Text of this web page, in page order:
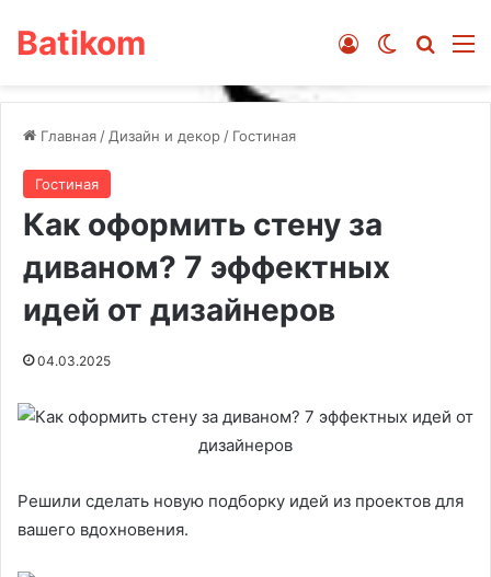
Batikom Switch skin
Войти
Главная / Дизайн и декор / Гостиная
Гостиная
Как оформить стену за
диваном? 7 эффектных
идей от дизайнеров
04.03.2025
Решили сделать новую подборку идей из проектов для
вашего вдохновения.